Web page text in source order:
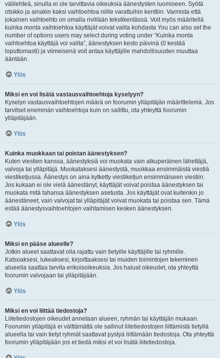
välilehteä, sinulla ei ole tarvittavia oikeuksia äänestysten luomiseen. Syötä
otsikko ja ainakin kaksi vaihtoehtoa niille varattuihin kenttiin. Varmista että
jokainen vaihtoehto on omalla rivillään tekstikentässä. Voit myös määritellä
kuinka monta vaihtoehtoa käyttäjät voivat valita kohdasta You can also set the
number of options users may select during voting under “Kuinka monta
vaihtoehtoa käyttäjä voi valita”, äänestyksen kesto päivinä (0 kestää
loputtomasti) ja viimeisenä voit antaa käyttäjille mahdollisuuden muuttaa
ääntään.
Ylös
Miksi en voi lisätä vastausvaihtoehtoja kyselyyn?
Kyselyn vastausvaihtoehtojen määrä on foorumin ylläpitäjän määrittelemä. Jos
tarvitset enemmän vaihtoehtoja kuin on sallittu, ota yhteyttä foorumin
ylläpitäjään.
Ylös
Kuinka muokkaan tai poistan äänestyksen?
Kuten viestien kanssa, äänestyksiä voi muokata vain alkuperäinen lähettäjä,
valvoja tai ylläpitäjä. Muokataksesi äänestystä, muokkaa ensimmäistä viestiä
viestiketjussa. Äänestys on aina kytketty viestiketjun ensimmäiseen viestiin.
Jos kukaan ei ole vielä äänestänyt, käyttäjät voivat poistaa äänestyksen tai
muokata mitä tahansa äänestyksen asetusta. Jos käyttäjät ovat kuitenkin jo
äänestäneet, vain valvojat tai ylläpitäjät voivat muokata tai poistaa sen. Tämä
estää äänestysvaihtoehtojen vaihtamisen kesken äänestyksen.
Ylös
Miksi en pääse alueelle?
Jotkin alueet saattavat olla rajattu vain tietyille käyttäjille tai ryhmille.
Katsoaksesi, lukeaksesi, kirjoittaaksesi tai muiden toimintojen tekeminen
alueella saattaa tarvita erikoisoikeuksia. Jos haluat oikeudet, ota yhteyttä
foorumin valvojaan tai ylläpitäjään.
Ylös
Miksi en voi liittää tiedostoja?
Liitetiedostojen oikeudet annetaan alueen, ryhmän tai käyttäjän mukaan.
Foorumin ylläpitäjä ei välttämättä ole sallinut liitetiedostojen liittämistä tietyllä
alueella tai vain tietyt ryhmät saattavat pystyä liittämään tiedostoja. Ota yhteyttä
foorumin ylläpitäjään jos et tiedä miksi et voi lisätä liitetiedostoja.